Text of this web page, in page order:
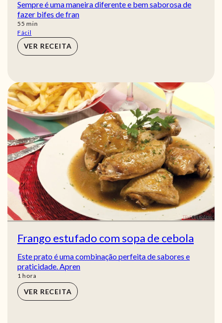
Sempre é uma maneira diferente e bem saborosa de
fazer bifes de fran
55 min
min
Fácil
VER RECEITA
Frango estufado com sopa de cebola
Este prato é uma combinação perfeita de sabores e
praticidade. Apren
1 hora
hora
VER RECEITA